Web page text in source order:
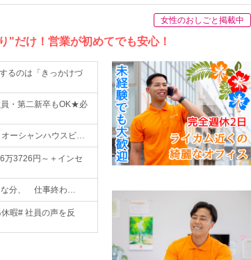
女性のおしごと掲載中
"だけ！営業が初めてでも安心！
るのは「きっかけづ
員・第二新卒もOK★必
オーシャンハウスビ…
万3726円～＋インセ
な分、 仕事終わ…
暇# 社員の声を反